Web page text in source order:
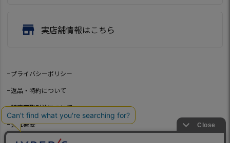
store 実店舗情報はこちら
プライバシーポリシー
返品・特約について
特定商取引法について
会社概要
よくあるご質問